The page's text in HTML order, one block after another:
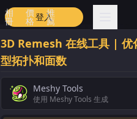
相
冊
價
格
推
薦
登入
3D Remesh 在线工具 | 优
型拓扑和面数
Meshy Tools
使用 Meshy Tools 生成